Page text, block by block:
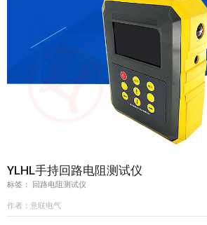
电力安全工器具
蓄电池测试仪器/直流系统
自动化
修试辅助设备
YLHL手持回路电阻测试仪
标签： 回路电阻测试仪
作者：意联电气